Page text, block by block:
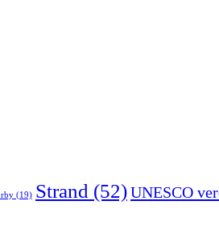
(19) Strand (52)UNESCO